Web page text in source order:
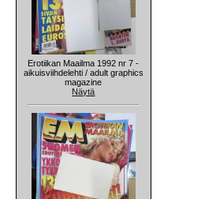
Erotiikan Maailma 1992 nr 7 -
aikuisviihdelehti / adult graphics
magazine
Näytä